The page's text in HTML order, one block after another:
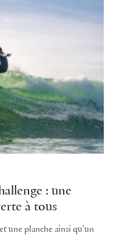
: une
à tous
une planche ainsi qu'un